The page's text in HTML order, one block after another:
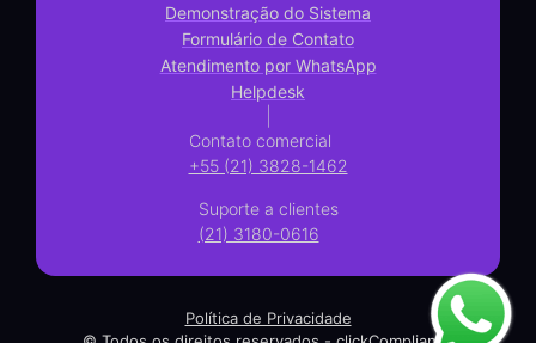
Demonstração do Sistema
Formulário de Contato
Atendimento por WhatsApp
Helpdesk
Contato comercial
+55 (21) 3828-1462
Suporte a clientes
(21) 3180-0616
Política de Privacidade